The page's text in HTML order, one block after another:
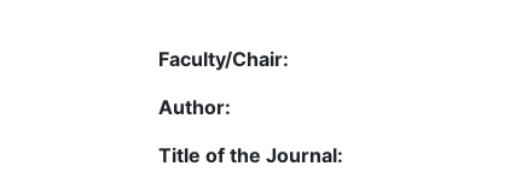
Faculty/Chair:
Author:
Title of the Journal: